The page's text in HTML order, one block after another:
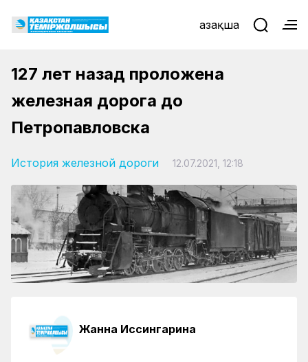
Қазақша
127 лет назад проложена
железная дорога до
Петропавловска
История железной дороги 12.07.2021, 12:18
Жанна Иссингарина